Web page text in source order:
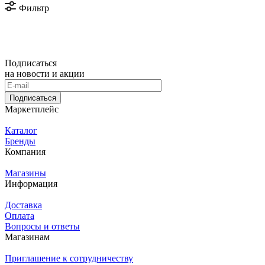
Фильтр
Подписаться
на новости и акции
Подписаться
Маркетплейс
Каталог
Бренды
Компания
Магазины
Информация
Доставка
Оплата
Вопросы и ответы
Магазинам
Приглашение к сотрудничеству